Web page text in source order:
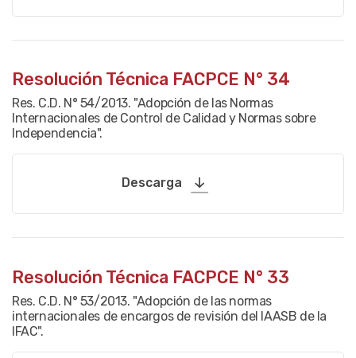
Resolución Técnica FACPCE N° 34
Res. C.D. N° 54/2013. "Adopción de las Normas
Internacionales de Control de Calidad y Normas sobre
Independencia".
Descarga
Resolución Técnica FACPCE N° 33
Res. C.D. N° 53/2013. "Adopción de las normas
internacionales de encargos de revisión del IAASB de la
IFAC".